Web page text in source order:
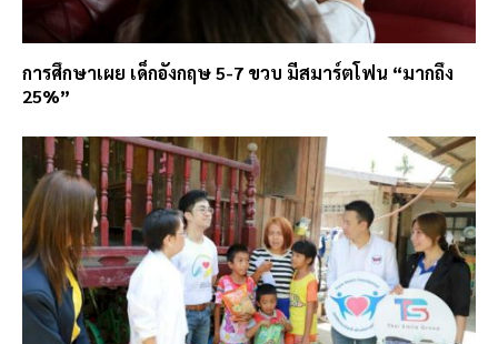
การศึกษาเผย เด็กอังกฤษ 5-7 ขวบ มีสมาร์ตโฟน “มากถึง
25%”